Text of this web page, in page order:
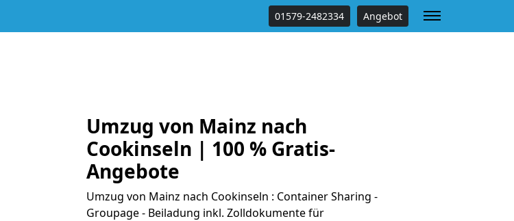
01579-2482334 Angebot
Umzug von Mainz nach
Cookinseln | 100 % Gratis-
Angebote
Umzug von Mainz nach Cookinseln : Container Sharing -
Groupage - Beiladung inkl. Zolldokumente für